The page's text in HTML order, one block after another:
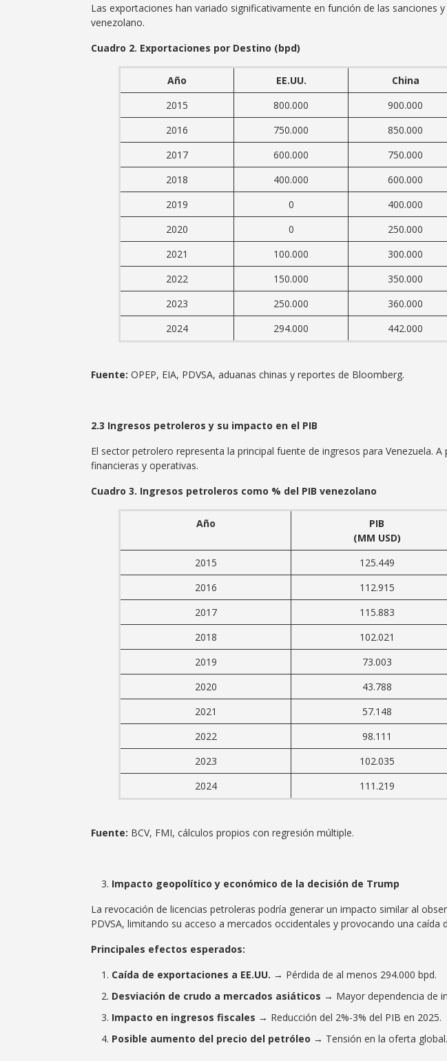
Las exportaciones han variado significativamente en función de las sanciones
venezolano.
Cuadro 2. Exportaciones por Destino (bpd)
Año EE.UU. China
2015
800.000 900.000
2016
750.000 850.000
2017
600.000 750.000
2018
400.000 600.000
2019
0 400.000
2020
0 250.000
2021
100.000 300.000
2022
150.000 350.000
2023
250.000 360.000
2024
294.000 442.000
Fuente: OPEP, EIA, PDVSA, aduanas chinas y reportes de Bloomberg.
2.3 Ingresos petroleros y su impacto en el PIB
El sector petrolero representa la principal fuente de ingresos para Venezuela.
financieras y operativas.
Cuadro 3. Ingresos petroleros como % del PIB venezolano
Año
PIB
(MM USD)
2015 125.449
2016
112.915
2017
115.883
2018
102.021
2019
73.003
2020
43.788
2021
57.148
2022
98.111
2023
102.035
2024
111.219
Fuente: BCV, FMI, cálculos propios con regresión múltiple.
Impacto geopolítico y económico de la decisión de Trump
La revocación de licencias petroleras podría generar un impacto similar al
PDVSA, limitando su acceso a mercados occidentales y provocando una caída
Principales efectos esperados:
Caída de exportaciones a EE.UU. → Pérdida de al menos 294.000 bpd.
Desviación de crudo a mercados asiáticos → Mayor dependencia de
Impacto en ingresos fiscales → Reducción del 2%-3% del PIB en 2025.
Posible aumento del precio del petróleo → Tensión en la oferta global.